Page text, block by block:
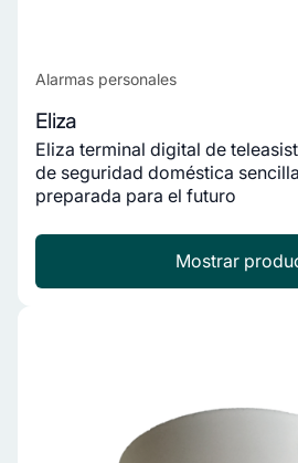
Alarmas personales
Eliza
Eliza terminal digital de
de seguridad doméstica
preparada para el futuro
Mostrar